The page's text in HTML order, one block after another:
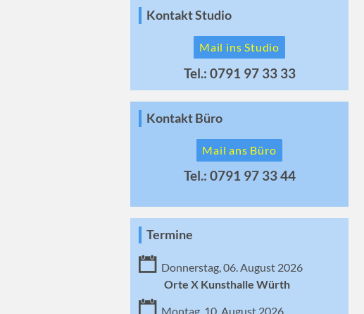
Kontakt Studio
Mail ins Studio
Tel.: 0791 97 33 33
Kontakt Büro
Mail ans Büro
Tel.: 0791 97 33 44
Termine
Donnerstag, 06. August 2026
Orte X Kunsthalle Würth
Montag, 10. August 2026